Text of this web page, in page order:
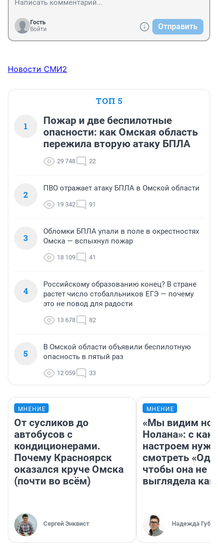
Гость
Войти
Отправить
Новости СМИ2
ТОП 5
1
Пожар и две беспилотные
опасности: как Омская область
пережила вторую атаку БПЛА
29 748 22
2
ПВО отражает атаку БПЛА в Омской области
19 342 91
3
Обломки БПЛА упали в поле в окрестностях
Омска — вспыхнул пожар
18 109 41
4
Российскому образованию конец? В стране
растет число стобалльников ЕГЭ — почему
это не повод для радости
13 678 82
5
В Омской области объявили беспилотную
опасность в пятый раз
12 059 33
МНЕНИЕ
От сусликов до
автобусов с
кондиционерами.
Почему Красноярск
оказался круче Омска
(почти во всём)
Сергей Энквист
МНЕНИЕ
«Мы видим
Нолана»: с
настроем
смотреть
чтобы она не
выглядела как
Надежда